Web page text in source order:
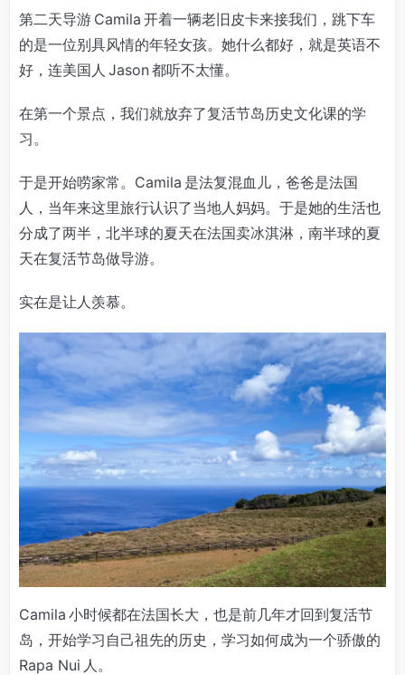
第二天导游 Camila 开着一辆老旧皮卡来接我们，跳下车
的是一位别具风情的年轻女孩。她什么都好，就是英语不
好，连美国人 Jason 都听不太懂。
在第一个景点，我们就放弃了复活节岛历史文化课的学
习。
于是开始唠家常。Camila 是法复混血儿，爸爸是法国
人，当年来这里旅行认识了当地人妈妈。于是她的生活也
分成了两半，北半球的夏天在法国卖冰淇淋，南半球的夏
天在复活节岛做导游。
实在是让人羡慕。
Camila 小时候都在法国长大，也是前几年才回到复活节
岛，开始学习自己祖先的历史，学习如何成为一个骄傲的
Rapa Nui 人。